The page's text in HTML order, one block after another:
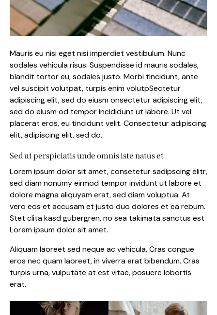
Mauris eu nisi eget nisi imperdiet vestibulum. Nunc
sodales vehicula risus. Suspendisse id mauris sodales,
blandit tortor eu, sodales justo. Morbi tincidunt, ante
vel suscipit volutpat, turpis enim volutpSectetur
adipiscing elit, sed do eiusm onsectetur adipiscing elit,
sed do eiusm od tempor incididunt ut labore. Ut vel
placerat eros, eu tincidunt velit. Consectetur adipiscing
elit, adipiscing elit, sed do.
Sed ut perspiciatis unde omnis iste natus et
Lorem ipsum dolor sit amet, consetetur sadipscing elitr,
sed diam nonumy eirmod tempor invidunt ut labore et
dolore magna aliquyam erat, sed diam voluptua. At
vero eos et accusam et justo duo dolores et ea rebum.
Stet clita kasd gubergren, no sea takimata sanctus est
Lorem ipsum dolor sit amet.
Aliquam laoreet sed neque ac vehicula. Cras congue
eros nec quam laoreet, in viverra erat bibendum. Cras
turpis urna, vulputate at est vitae, posuere lobortis
erat.